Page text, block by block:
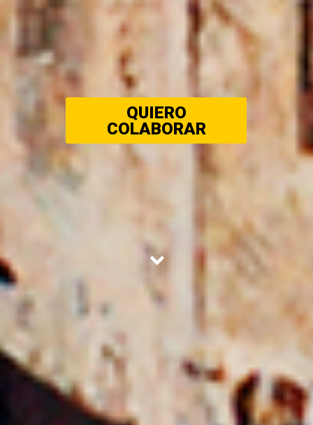
QUIERO
COLABORAR